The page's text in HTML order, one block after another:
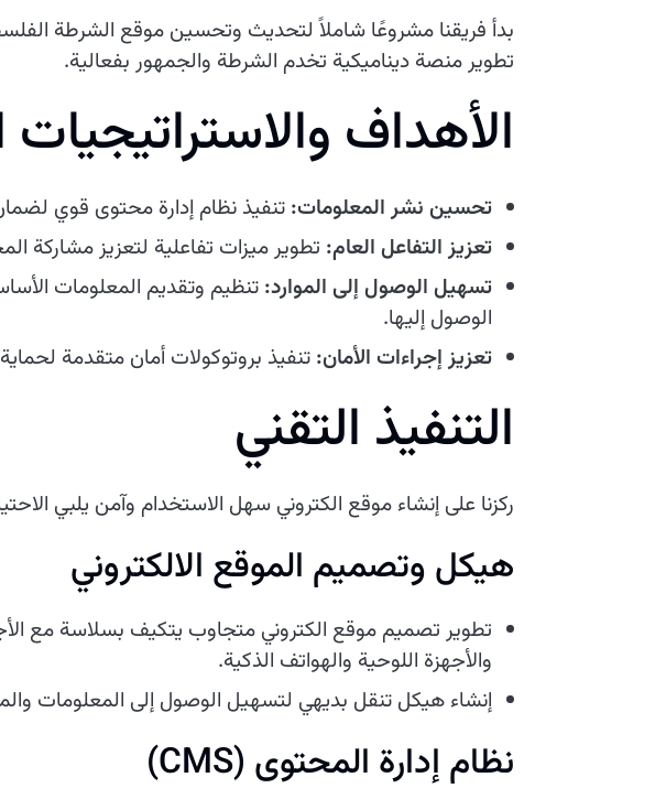
بدأ فريقنا مشروعًا شاملاً لتحديث وتحسين موقع الشرطة
تطوير منصة ديناميكية تخدم الشرطة والجمهور بفعالية.
الأهداف والاستراتيجيات
تحسين نشر المعلومات: تنفيذ نظام إدارة محتوى قوي
تعزيز التفاعل العام: تطوير ميزات تفاعلية لتعزيز مشاركة
تسهيل الوصول إلى الموارد: تنظيم وتقديم المعلومات
الوصول إليها.
تعزيز إجراءات الأمان: تنفيذ بروتوكولات أمان متقدمة
التنفيذ التقني
ركزنا على إنشاء موقع الكتروني سهل الاستخدام وآمن يلبي
هيكل وتصميم الموقع الالكتروني
تطوير تصميم موقع الكتروني متجاوب يتكيف بسلاسة مع
والأجهزة اللوحية والهواتف الذكية.
إنشاء هيكل تنقل بديهي لتسهيل الوصول إلى المعلومات
نظام إدارة المحتوى (CMS)